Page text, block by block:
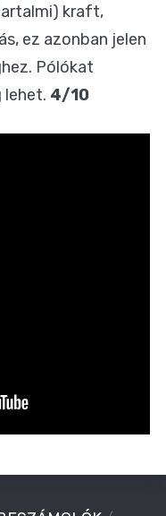
kraft,
ez azonban jelen
Pólókat
lehet. 4/10